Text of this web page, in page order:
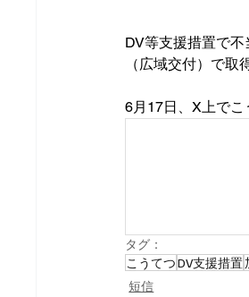
DV等支援措置で
（広域交付）で
6月17日、X上でこ
タグ：
こうてつDV支援措置
短信